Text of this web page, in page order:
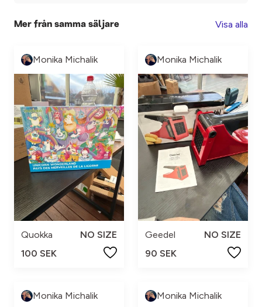
Mer från samma säljare Visa alla
Monika Michalik
Quokka
NO SIZE
100 SEK
Monika Michalik
Geedel
NO SIZE
90 SEK
Monika Michalik Monika Michalik